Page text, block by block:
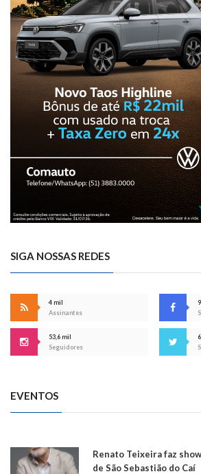
SIGA NOSSAS REDES
4 mil
Assinantes
53,6 mil
Seguidores
EVENTOS
Renato Teixeira faz
de São Sebastião do Caí